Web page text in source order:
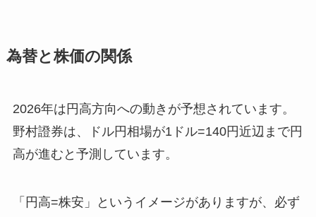
為替と株価の関係
2026年は円高方向への動きが予想されています。
野村證券は、ドル円相場が1ドル=140円近辺まで円
高が進むと予測しています。
「円高=株安」というイメージがありますが、必ず